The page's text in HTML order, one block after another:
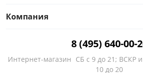
Компания
8 (495) 640-00-
Интернет-магазин СБ с 9 до 21; ВСКР
10 до 20